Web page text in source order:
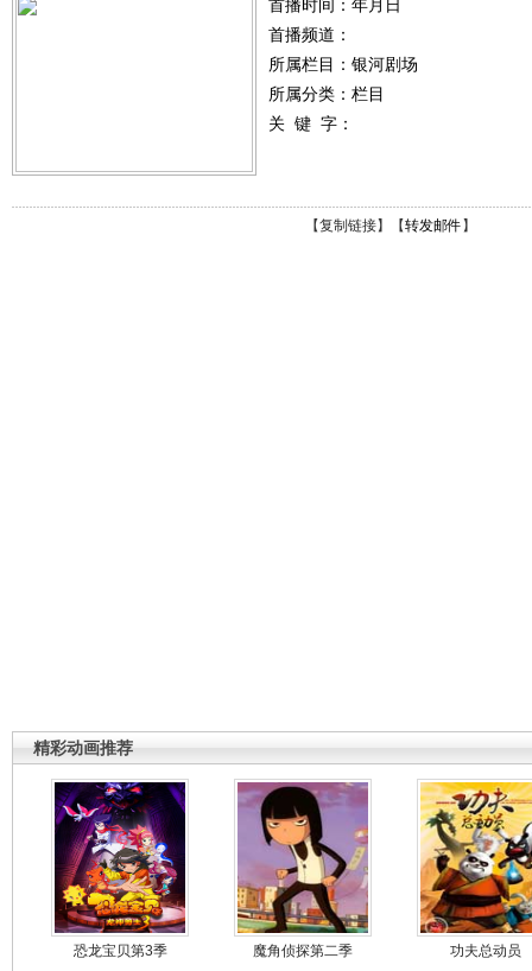
首播时间：年月日
首播频道：
所属栏目： 银河剧场
所属分类：栏目
关 键 字：
【复制链接】【转发邮件 】
精彩动画推荐
恐龙宝贝第3季 魔角侦探第二季 功夫总动员